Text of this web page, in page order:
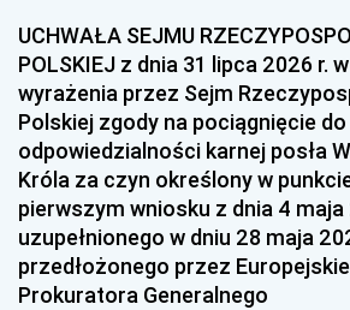
UCHWAŁA SEJMU
POLSKIEJ z dnia 31 lipca 2026 r.
wyrażenia przez Sejm
Polskiej zgody na pociągnięcie do
odpowiedzialności karnej posła
Króla za czyn określony w
pierwszym wniosku z dnia 4 maja
uzupełnionego w dniu 28 maja
przedłożonego przez
Prokuratora Generalnego